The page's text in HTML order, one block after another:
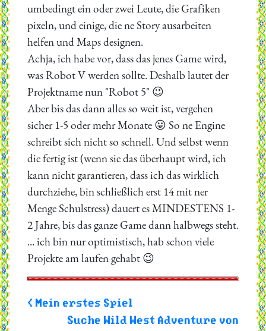
umbedingt ein oder zwei Leute, die Grafiken
pixeln, und einige, die ne Story ausarbeiten
helfen und Maps designen.
Achja, ich habe vor, dass das jenes Game wird,
was Robot V werden sollte. Deshalb lautet der
Projektname nun "Robot 5" 😉
Aber bis das dann alles so weit ist, vergehen
sicher 1-5 oder mehr Monate 😛 So ne Engine
schreibt sich nicht so schnell. Und selbst wenn
die fertig ist (wenn sie das überhaupt wird, ich
kann nicht garantieren, dass ich das wirklich
durchziehe, bin schließlich erst 14 mit ner
Menge Schulstress) dauert es MINDESTENS 1-
2 Jahre, bis das ganze Game dann halbwegs steht.
... ich bin nur optimistisch, hab schon viele
Projekte am laufen gehabt 😉
< Mein erstes Spiel
Suche Wild West Adventure von